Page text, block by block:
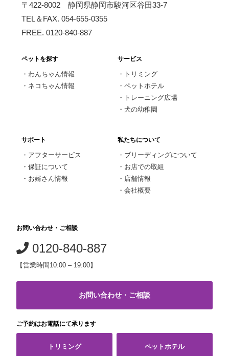
〒422-8002 静岡県静岡市駿河区谷田33-7
TEL＆FAX. 054-655-0355
FREE. 0120-840-887
ペットを探す
・ わんちゃん情報
・ ネコちゃん情報
サービス
・ トリミング
・ペットホテル
・ トレーニング広場
・犬の幼稚園
サポート
・ アフターサービス
・保証について
・ お婿さん情報
私たちについて
・ ブリーディングについて
・ お店での取組
・ 店舗情報
・会社概要
お問い合わせ・ご相談
0120-840-887
【営業時間10:00 – 19:00】
お問い合わせ・ご相談
ご予約はお電話にて承ります
トリミング ペットホテル